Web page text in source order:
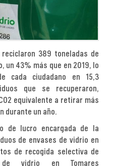
reciclaron 389 toneladas de
un 43% más que en 2019, lo
cada ciudadano en 15,3
que se recuperaron,
equivalente a retirar más
durante un año.
de lucro encargada de la
de envases de vidrio en
de recogida selectiva de
vidrio en Tomares